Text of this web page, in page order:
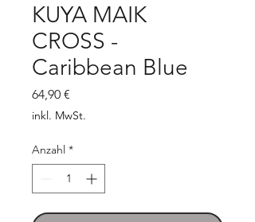
KUYA MAIK
CROSS -
Caribbean Blue
64,90 €
inkl. MwSt.
Anzahl *